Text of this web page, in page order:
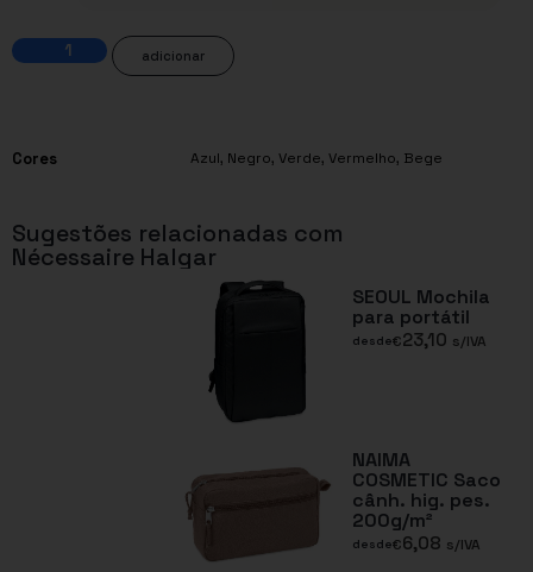
adicionar
Cores Azul, Negro, Verde, Vermelho, Bege
Sugestões relacionadas com
Nécessaire Halgar
SEOUL Mochila
para portátil
desde€23,10 s/IVA
NAIMA
COSMETIC Saco
cânh. hig. pes.
200g/m²
desde€6,08 s/IVA